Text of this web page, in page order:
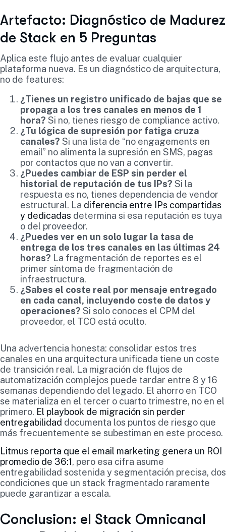
Artefacto: Diagnóstico de Madurez
de Stack en 5 Preguntas
Aplica este flujo antes de evaluar cualquier
plataforma nueva. Es un diagnóstico de arquitectura,
no de features:
¿Tienes un registro unificado de bajas que se
propaga a los tres canales en menos de 1
hora? Si no, tienes riesgo de compliance activo.
¿Tu lógica de supresión por fatiga cruza
canales? Si una lista de “no engagements en
email” no alimenta la supresión en SMS, pagas
por contactos que no van a convertir.
¿Puedes cambiar de ESP sin perder el
historial de reputación de tus IPs? Si la
respuesta es no, tienes dependencia de vendor
estructural. La diferencia entre IPs compartidas
y dedicadas determina si esa reputación es tuya
o del proveedor.
¿Puedes ver en un solo lugar la tasa de
entrega de los tres canales en las últimas 24
horas? La fragmentación de reportes es el
primer síntoma de fragmentación de
infraestructura.
¿Sabes el coste real por mensaje entregado
en cada canal, incluyendo coste de datos y
operaciones? Si solo conoces el CPM del
proveedor, el TCO está oculto.
Una advertencia honesta: consolidar estos tres
canales en una arquitectura unificada tiene un coste
de transición real. La migración de flujos de
automatización complejos puede tardar entre 8 y 16
semanas dependiendo del legado. El ahorro en TCO
se materializa en el tercer o cuarto trimestre, no en el
primero. El playbook de migración sin perder
entregabilidad documenta los puntos de riesgo que
más frecuentemente se subestiman en este proceso.
Litmus reporta que el email marketing genera un ROI
promedio de 36:1, pero esa cifra asume
entregabilidad sostenida y segmentación precisa, dos
condiciones que un stack fragmentado raramente
puede garantizar a escala.
Conclusion: el Stack Omnicanal